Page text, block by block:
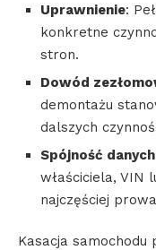
Uprawnienie:
konkretne
stron.
Dowód
demontażu
dalszych
Spójność danych
właściciela, VIN
najczęściej
Kasacja samochodu